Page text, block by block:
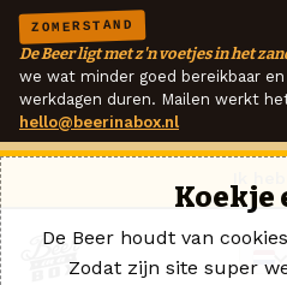
ZOMERSTAND
De Beer ligt met z'n voetjes in het
we wat minder goed bereikbaar
werkdagen duren. Mailen werkt
hello@beerinabox.nl
Koekje
De Beer houdt van
Zodat zijn site super